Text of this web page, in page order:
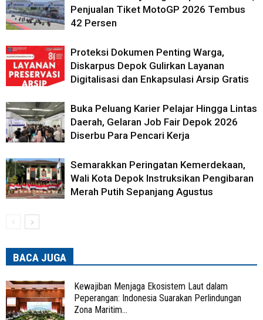
Penjualan Tiket MotoGP 2026 Tembus
42 Persen
Proteksi Dokumen Penting Warga,
Diskarpus Depok Gulirkan Layanan
Digitalisasi dan Enkapsulasi Arsip Gratis
Buka Peluang Karier Pelajar Hingga Lintas
Daerah, Gelaran Job Fair Depok 2026
Diserbu Para Pencari Kerja
Semarakkan Peringatan Kemerdekaan,
Wali Kota Depok Instruksikan Pengibaran
Merah Putih Sepanjang Agustus
BACA JUGA
Kewajiban Menjaga Ekosistem Laut dalam
Peperangan: Indonesia Suarakan Perlindungan
Zona Maritim...